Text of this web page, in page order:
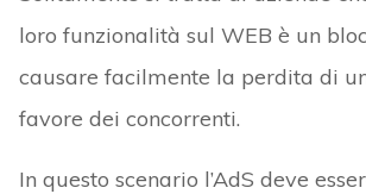
loro funzionalità sul WEB è un
causare facilmente la perdita di
favore dei concorrenti.
In questo scenario l’AdS deve